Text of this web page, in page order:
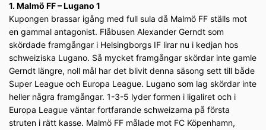
1. Malmö FF – Lugano 1
Kupongen brassar igång med full sula då Malmö FF ställs mot
en gammal antagonist. Flåbusen Alexander Gerndt som
skördade framgångar i Helsingborgs IF lirar nu i kedjan hos
schweiziska Lugano. Så mycket framgångar skördar inte gamle
Gerndt längre, noll mål har det blivit denna säsong sett till både
Super League och Europa League. Lugano som lag skördar inte
heller några framgångar. 1-3-5 lyder formen i ligaliret och i
Europa League väntar fortfarande schweizarna på första
struten i rätt kasse. Malmö FF målade mot FC Köpenhamn,